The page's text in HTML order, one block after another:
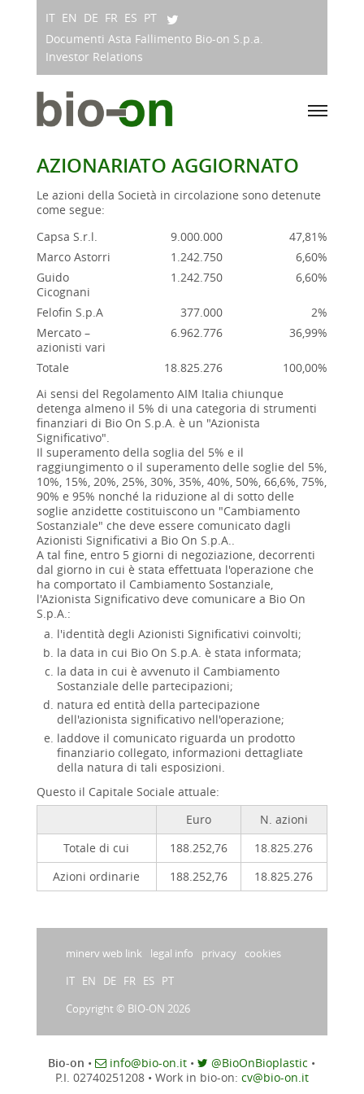
IT EN DE FR ES PT
Documenti Asta Fallimento Bio-on S.p.a.
Investor Relations
AZIONARIATO AGGIORNATO
Le azioni della Società in circolazione sono detenute
come segue:
Capsa S.r.l.
9.000.000
47,81%
Marco Astorri
1.242.750
6,60%
Guido
Cicognani
1.242.750 6,60%
Felofin S.p.A 377.000
2%
Mercato –
azionisti vari
6.962.776 36,99%
Totale 18.825.276
100,00%
Ai sensi del Regolamento AIM Italia chiunque
detenga almeno il 5% di una categoria di strumenti
finanziari di Bio On S.p.A. è un "Azionista
Significativo".
Il superamento della soglia del 5% e il
raggiungimento o il superamento delle soglie del 5%,
10%, 15%, 20%, 25%, 30%, 35%, 40%, 50%, 66,6%, 75%,
90% e 95% nonché la riduzione al di sotto delle
soglie anzidette costituiscono un "Cambiamento
Sostanziale" che deve essere comunicato dagli
Azionisti Significativi a Bio On S.p.A..
A tal fine, entro 5 giorni di negoziazione, decorrenti
dal giorno in cui è stata effettuata l'operazione che
ha comportato il Cambiamento Sostanziale,
l'Azionista Significativo deve comunicare a Bio On
S.p.A.:
l'identità degli Azionisti Significativi coinvolti;
la data in cui Bio On S.p.A. è stata informata;
la data in cui è avvenuto il Cambiamento
Sostanziale delle partecipazioni;
natura ed entità della partecipazione
dell'azionista significativo nell'operazione;
laddove il comunicato riguarda un prodotto
finanziario collegato, informazioni dettagliate
della natura di tali esposizioni.
Questo il Capitale Sociale attuale:
Euro
N. azioni
Totale di cui
188.252,76
18.825.276
Azioni ordinarie
188.252,76 18.825.276
minerv web link legal info privacy
cookies
IT
EN DE FR ES
PT
Copyright © BIO-ON 2026
Bio-on • info@bio-on.it • @BioOnBioplastic •
P.I. 02740251208• Work in bio-on: cv@bio-on.it